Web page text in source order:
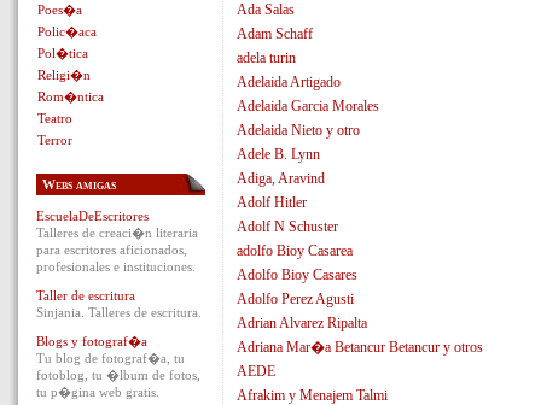
Ada Salas
Adam Schaff
adela turin
Adelaida Artigado
Adelaida Garcia Morales
Adelaida Nieto y otro
Adele B. Lynn
Adiga, Aravind
Adolf Hitler
Adolf N Schuster
adolfo Bioy Casarea
Adolfo Bioy Casares
Adolfo Perez Agusti
Adrian Alvarez Ripalta
Adriana Mar�a Betancur Betancur y otros
AEDE
Afrakim y Menajem Talmi
Poes�a
Polic�aca
Pol�tica
Religi�n
Rom�ntica
Teatro
Terror
Webs amigas
EscuelaDeEscritores
Talleres de creaci�n literaria
para escritores aficionados,
profesionales e instituciones.
Taller de escritura
Sinjania. Talleres de escritura.
Blogs y fotograf�a
Tu blog de fotograf�a, tu
fotoblog, tu �lbum de fotos,
tu p�gina web gratis.